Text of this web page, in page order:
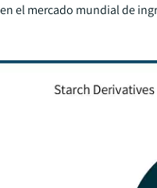
el mercado mundial de